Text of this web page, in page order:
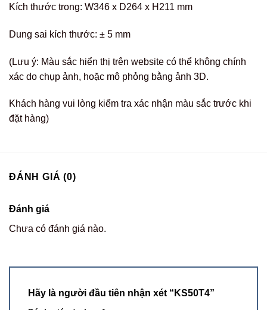
Kích thước trong: W346 x D264 x H211 mm
Dung sai kích thước: ± 5 mm
(Lưu ý: Màu sắc hiển thị trên website có thể không chính
xác do chụp ảnh, hoặc mô phỏng bằng ảnh 3D.
Khách hàng vui lòng kiểm tra xác nhận màu sắc trước khi
đặt hàng)
ĐÁNH GIÁ (0)
Đánh giá
Chưa có đánh giá nào.
Hãy là người đầu tiên nhận xét “KS50T4”